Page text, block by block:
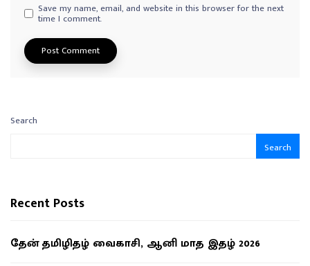
Save my name, email, and website in this browser for the next
time I comment.
Search
Search
Recent Posts
தேன் தமிழிதழ் வைகாசி, ஆனி மாத இதழ் 2026